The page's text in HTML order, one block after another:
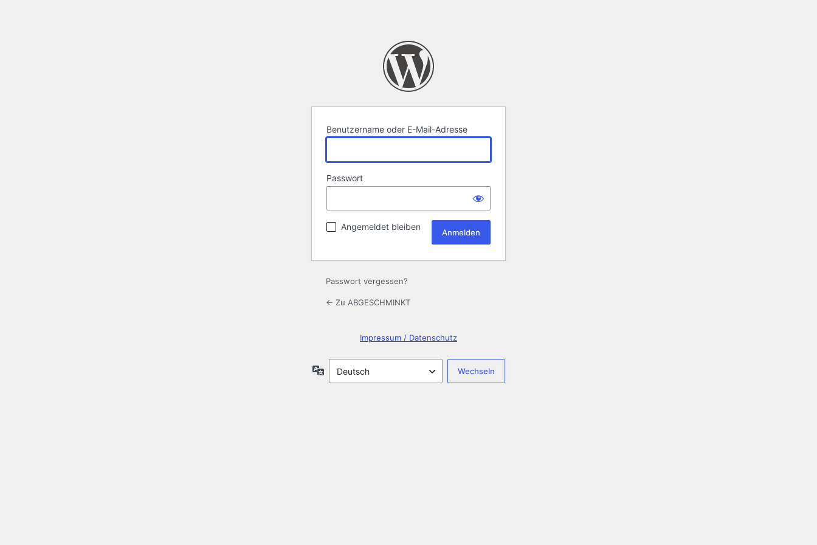
Benutzername oder E-Mail-Adresse
Passwort
Angemeldet bleiben
Passwort vergessen?
← Zu ABGESCHMINKT
Impressum / Datenschutz
Sprache